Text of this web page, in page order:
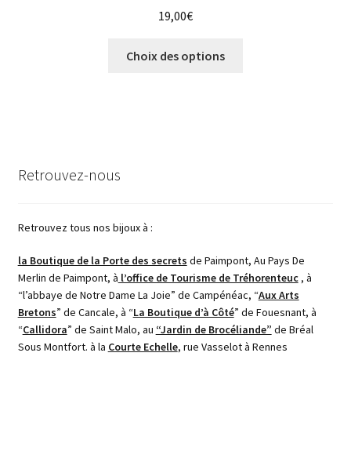
19,00€
Choix des options
la
page
du
produit
Retrouvez-nous
Retrouvez tous nos bijoux à :
la Boutique de la Porte des secrets de Paimpont, Au Pays De
Merlin de Paimpont, à l’office de Tourisme de Tréhorenteuc, à
“l’abbaye de Notre Dame La Joie” de Campénéac, “Aux Arts
Bretons” de Cancale, à “La Boutique d’à Côté” de Fouesnant, à
“Callidora” de Saint Malo, au “Jardin de Brocéliande” de Bréal
Sous Montfort. à la Courte Echelle, rue Vasselot à Rennes